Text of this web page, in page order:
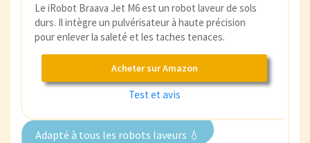
Le iRobot Braava Jet M6 est un robot laveur de sols
durs. Il intègre un pulvérisateur à haute précision
pour enlever la saleté et les taches tenaces.
Acheter sur Amazon
Test et avis
Adapté à tous les robots laveurs 💧